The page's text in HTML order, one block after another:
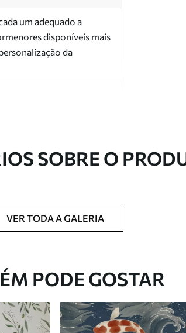
um adequado a
disponíveis mais
da
para papel de parede.
Murais de parede
SOBRE O
VER TODA A GALERIA
PODE GOSTAR